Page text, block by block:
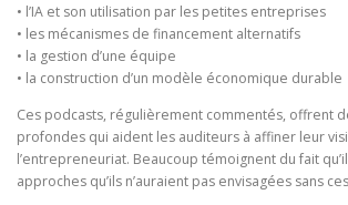
• l’IA et son utilisation par les petites entreprises
• les mécanismes de financement alternatifs
• la gestion d’une équipe
• la construction d’un modèle économique durable
Ces podcasts, régulièrement commentés, offrent
profondes qui aident les auditeurs à affiner leur
l’entrepreneuriat. Beaucoup témoignent du fait
approches qu’ils n’auraient pas envisagées sans